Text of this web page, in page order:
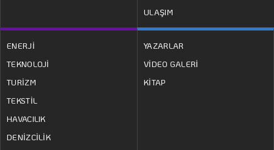
ULAŞIM
ENERJİ
TEKNOLOJİ
TURİZM
TEKSTİL
HAVACILIK
DENİZCİLİK
YAZARLAR
VİDEO GALERİ
KİTAP